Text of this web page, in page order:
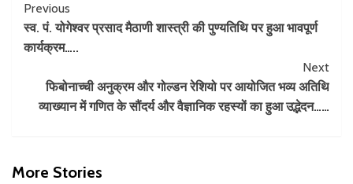
Previous
स्व. पं. योगेश्वर प्रसाद मैठाणी शास्त्री की पुण्यतिथि पर हुआ भावपूर्ण
कार्यक्रम…..
Next
फिबोनाच्ची अनुक्रम और गोल्डन रेशियो पर आयोजित भव्य अतिथि
व्याख्यान में गणित के सौंदर्य और वैज्ञानिक रहस्यों का हुआ उद्भेदन……
More Stories